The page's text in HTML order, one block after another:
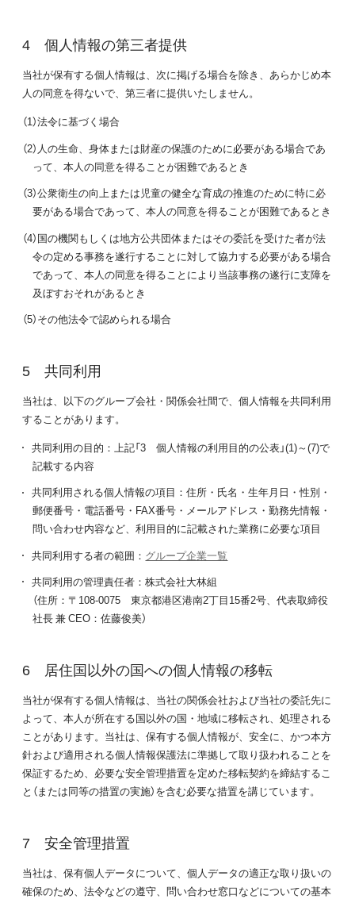
個人情報の第三者提供
当社が保有する個人情報は、次に掲げる場合を除き、あらかじめ本
人の同意を得ないで、第三者に提供いたしません。
（1）法令に基づく場合
（2）人の生命、身体または財産の保護のために必要がある場合であ
って、本人の同意を得ることが困難であるとき
（3）公衆衛生の向上または児童の健全な育成の推進のために特に必
要がある場合であって、本人の同意を得ることが困難であるとき
（4）国の機関もしくは地方公共団体またはその委託を受けた者が法
令の定める事務を遂行することに対して協力する必要がある場合
であって、本人の同意を得ることにより当該事務の遂行に支障を
及ぼすおそれがあるとき
（5）その他法令で認められる場合
共同利用
当社は、以下のグループ会社・関係会社間で、個人情報を共同利用
することがあります。
共同利用の目的：上記「3 個人情報の利用目的の公表」(1)～(7)で
記載する内容
共同利用される個人情報の項目：住所・氏名・生年月日・性別・
郵便番号・電話番号・FAX番号・メールアドレス・勤務先情報・
問い合わせ内容など、利用目的に記載された業務に必要な項目
共同利用する者の範囲： グループ企業一覧
共同利用の管理責任者：株式会社大林組
（住所：〒108-0075 東京都港区港南2丁目15番2号、代表取締役
社長 兼 CEO：佐藤俊美）
居住国以外の国への個人情報の移転
当社が保有する個人情報は、当社の関係会社および当社の委託先に
よって、本人が所在する国以外の国・地域に移転され、処理される
ことがあります。当社は、保有する個人情報が、安全に、かつ本方
針および適用される個人情報保護法に準拠して取り扱われることを
保証するため、必要な安全管理措置を定めた移転契約を締結するこ
と（または同等の措置の実施）を含む必要な措置を講じています。
安全管理措置
当社は、保有個人データについて、個人データの適正な取り扱いの
確保のため、法令などの遵守、問い合わせ窓口などについての基本